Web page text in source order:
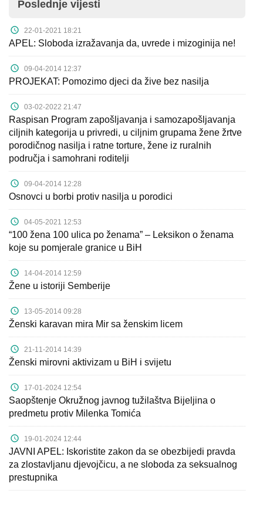
Kampanje
Dokumenti
Javni
pozivi
English
Kontakt
Poslednje vijesti
22-01-2021 18:21
APEL: Sloboda izražavanja da, uvrede i mizoginija ne!
09-04-2014 12:37
PROJEKAT: Pomozimo djeci da žive bez nasilja
03-02-2022 21:47
Raspisan Program zapošljavanja i samozapošljavanja
ciljnih kategorija u privredi, u ciljnim grupama žene žrtve
porodičnog nasilja i ratne torture, žene iz ruralnih
područja i samohrani roditelji
09-04-2014 12:28
Osnovci u borbi protiv nasilja u porodici
04-05-2021 12:53
“100 žena 100 ulica po ženama” – Leksikon o ženama
koje su pomjerale granice u BiH
14-04-2014 12:59
Žene u istoriji Semberije
13-05-2014 09:28
Ženski karavan mira Mir sa ženskim licem
21-11-2014 14:39
Ženski mirovni aktivizam u BiH i svijetu
17-01-2024 12:54
Saopštenje Okružnog javnog tužilaštva Bijeljina o
predmetu protiv Milenka Tomića
19-01-2024 12:44
JAVNI APEL: Iskoristite zakon da se obezbijedi pravda
za zlostavljanu djevojčicu, a ne sloboda za seksualnog
prestupnika